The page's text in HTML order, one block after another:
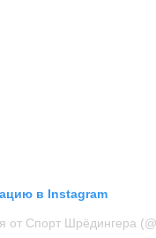
в Instagram
от Спорт Шрёдингера